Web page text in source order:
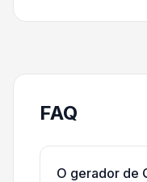
FAQ
O gerador de